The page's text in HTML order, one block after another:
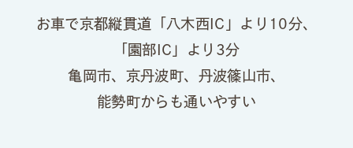
お車で京都縦貫道「八木西IC」より10分、
「園部IC」より3分
亀岡市、京丹波町、丹波篠山市、
能勢町からも通いやすい